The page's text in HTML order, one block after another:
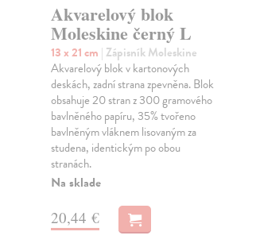
Akvarelový blok
Moleskine černý L
13 x 21 cm | Zápisník Moleskine
Akvarelový blok v kartonových
deskách, zadní strana zpevněna. Blok
obsahuje 20 stran z 300 gramového
bavlněného papíru, 35% tvořeno
bavlněným vláknem lisovaným za
studena, identickým po obou
stranách.
Na sklade
20,44 €